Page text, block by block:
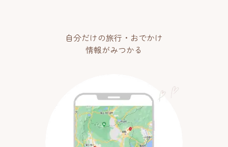
自分だけの旅行・おでかけ
情報がみつかる